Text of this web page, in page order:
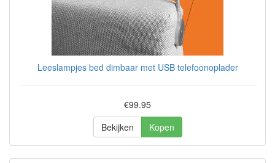
Leeslampjes bed dimbaar met USB telefoonoplader
€99.95
Bekijken
Kopen